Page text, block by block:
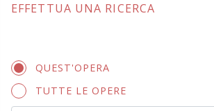
EFFETTUA UNA RICERCA
QUEST'OPERA
TUTTE LE OPERE